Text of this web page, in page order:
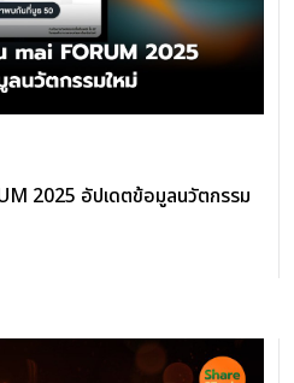
2025 อัปเดตข้อมูลนวัตกรรม